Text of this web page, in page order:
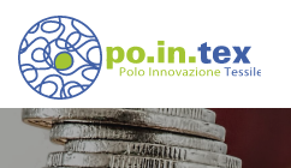
Navigazione principale